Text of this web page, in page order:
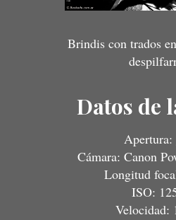
Brindis con trados
Datos de
Apertura:
Cámara: Canon
Longitud
ISO:
Velocidad: